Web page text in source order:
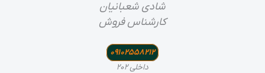
شادی شعبانیان
کارشناس فروش
09102558212
داخلی 202